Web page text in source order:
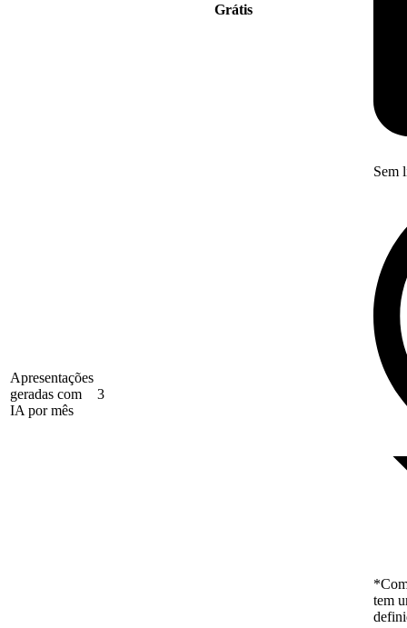
Grátis
Apresentações
geradas com
IA por mês
3
Sem
tem